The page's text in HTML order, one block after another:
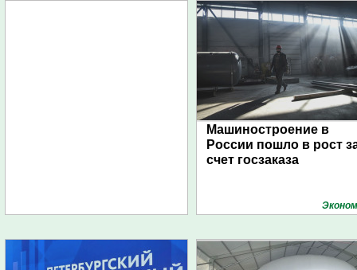
Машиностроение в
России пошло в рост
счет госзаказа